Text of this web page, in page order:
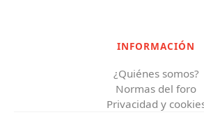
INFORMACIÓN
¿Quiénes somos?
Normas del foro
Privacidad y